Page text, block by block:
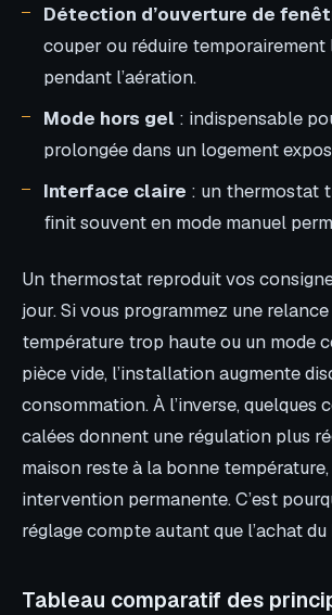
Détection d’ouverture de
couper ou réduire temporairement
pendant l’aération.
Mode hors gel : indispensable
prolongée dans un logement
Interface claire : un thermostat
finit souvent en mode manuel
Un thermostat reproduit vos
jour. Si vous programmez une
température trop haute ou un mode
pièce vide, l’installation augmente
consommation. À l’inverse, quelques
calées donnent une régulation plus
maison reste à la bonne température,
intervention permanente. C’est
réglage compte autant que l’achat
Tableau comparatif des